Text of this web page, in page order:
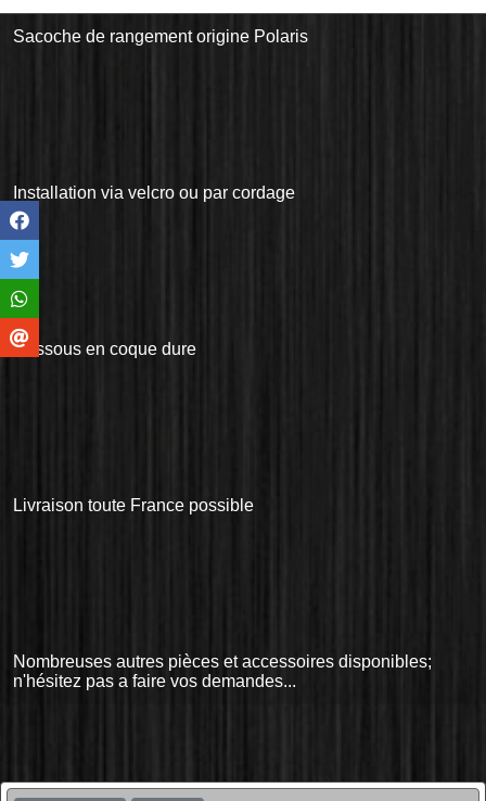
Sacoche de rangement origine Polaris
Installation via velcro ou par cordage
Dessous en coque dure
Livraison toute France possible
Nombreuses autres pièces et accessoires disponibles;
n'hésitez pas a faire vos demandes...